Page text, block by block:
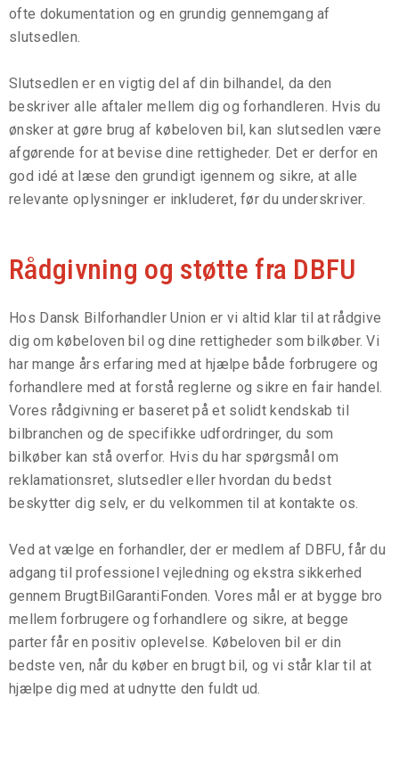
ofte dokumentation og en grundig gennemgang af
slutsedlen.
Slutsedlen er en vigtig del af din bilhandel, da den
beskriver alle aftaler mellem dig og forhandleren. Hvis du
ønsker at gøre brug af købeloven bil, kan slutsedlen være
afgørende for at bevise dine rettigheder. Det er derfor en
god idé at læse den grundigt igennem og sikre, at alle
relevante oplysninger er inkluderet, før du underskriver.
Rådgivning og støtte fra DBFU
Hos Dansk Bilforhandler Union er vi altid klar til at rådgive
dig om købeloven bil og dine rettigheder som bilkøber. Vi
har mange års erfaring med at hjælpe både forbrugere og
forhandlere med at forstå reglerne og sikre en fair handel.
Vores rådgivning er baseret på et solidt kendskab til
bilbranchen og de specifikke udfordringer, du som
bilkøber kan stå overfor. Hvis du har spørgsmål om
reklamationsret, slutsedler eller hvordan du bedst
beskytter dig selv, er du velkommen til at kontakte os.
Ved at vælge en forhandler, der er medlem af DBFU, får du
adgang til professionel vejledning og ekstra sikkerhed
gennem BrugtBilGarantiFonden. Vores mål er at bygge bro
mellem forbrugere og forhandlere og sikre, at begge
parter får en positiv oplevelse. Købeloven bil er din
bedste ven, når du køber en brugt bil, og vi står klar til at
hjælpe dig med at udnytte den fuldt ud.